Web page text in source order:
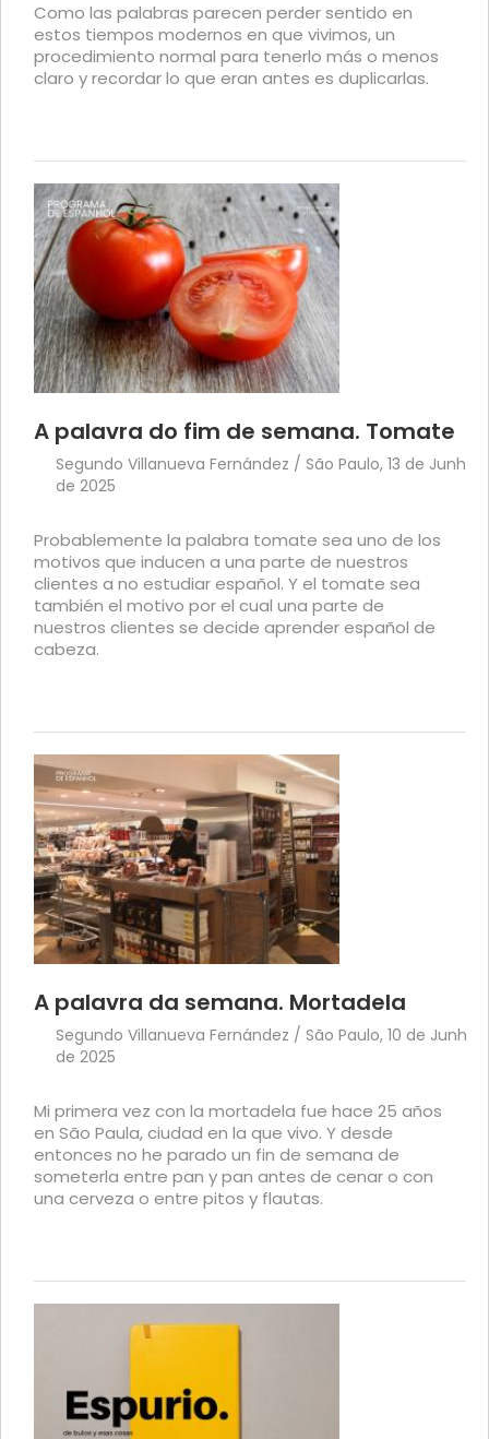
Como las palabras parecen perder sentido en
estos tiempos modernos en que vivimos, un
procedimiento normal para tenerlo más o menos
claro y recordar lo que eran antes es duplicarlas.
A palavra do fim de semana. Tomate
Segundo Villanueva Fernández / São Paulo, 13 de Junho
de 2025
Probablemente la palabra tomate sea uno de los
motivos que inducen a una parte de nuestros
clientes a no estudiar español. Y el tomate sea
también el motivo por el cual una parte de
nuestros clientes se decide aprender español de
cabeza.
A palavra da semana. Mortadela
Segundo Villanueva Fernández / São Paulo, 10 de Junho
de 2025
Mi primera vez con la mortadela fue hace 25 años
en São Paula, ciudad en la que vivo. Y desde
entonces no he parado un fin de semana de
someterla entre pan y pan antes de cenar o con
una cerveza o entre pitos y flautas.